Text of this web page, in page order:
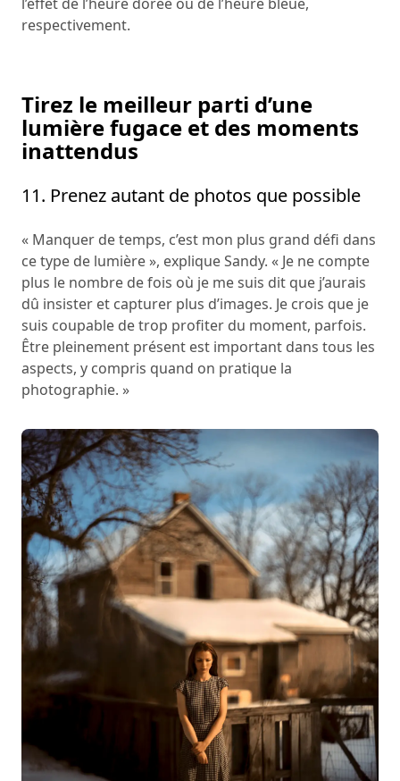
respectivement.
Tirez le meilleur parti d’une
lumière fugace et des moments
inattendus
11. Prenez autant de photos que possible
« Manquer de temps, c’est mon plus grand défi dans
ce type de lumière », explique Sandy. « Je ne compte
plus le nombre de fois où je me suis dit que j’aurais
dû insister et capturer plus d’images. Je crois que je
suis coupable de trop profiter du moment, parfois.
Être pleinement présent est important dans tous les
aspects, y compris quand on pratique la
photographie. »